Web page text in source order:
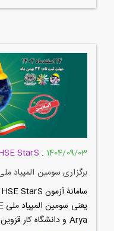
HSE StarS.1404/09/03
برگزاری سومین المپیاد ملی HSE - آنلاین
Arya و دانشگاه کار قزوین)